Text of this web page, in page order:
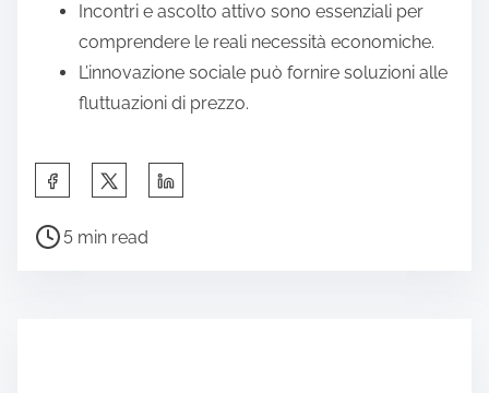
Incontri e ascolto attivo sono essenziali per
comprendere le reali necessità economiche.
L’innovazione sociale può fornire soluzioni alle
fluttuazioni di prezzo.
a
P
5 min read